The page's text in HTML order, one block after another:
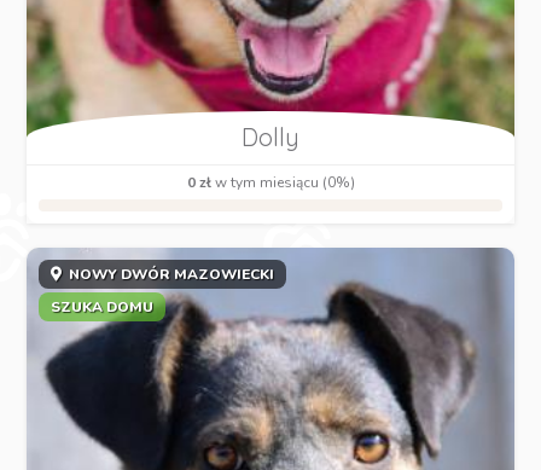
Dolly
0 złw tym miesiącu (0%)
NOWY DWÓR MAZOWIECKI
SZUKA DOMU